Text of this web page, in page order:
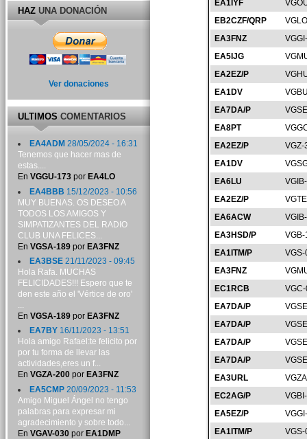
EA1IYF
EB2CZF/QRP
EA3FNZ
EA5IJG
EA2EZ/P
EA1DV
EA7DA/P
EA8PT
EA2EZ/P
VGZ-
EA1DV
EA6LU
EA2EZ/P
EA6ACW
EA3HSD/P
EA1ITM/P
EA3FNZ
EC1RCB
EA7DA/P
EA7DA/P
EA7DA/P
EA7DA/P
EA3URL
EC2AG/P
EA5EZ/P
EA1ITM/P
HAZUNA DONACIÓN
Ver donaciones
ULTIMOSCOMENTARIOS
EA4ADM 28/05/2024 - 16:31
Tenemos que hacer mas de
estas....
En VGGU-173por EA4LO
EA4BBB 15/12/2023 - 10:56
MUY BUENAS. OS DESEO A
TODOS LOS AMIGOS Y
SIMPATIZANTES DEL RADIO
CLUB UNA FELICES...
En VGSA-189por EA3FNZ
EA3BSE21/11/2023 - 09:45
Hola Rafa. MUCHAS
FELICIDADES!!! Espero que te
den este año el 'Vértice de oro'
...
En VGSA-189por EA3FNZ
EA7BY16/11/2023 - 13:51
Hola amigo Rafael:te felicito por
por tu forma de llevar las
actividades,eres un f...
En VGZA-200por EA3FNZ
EA5CMP20/09/2023 - 11:53
Amigo Miguel Ángel no tengo
palabras para expresar mi
agradecimiento y sobre todo...
En VGAV-030por EA1DMP